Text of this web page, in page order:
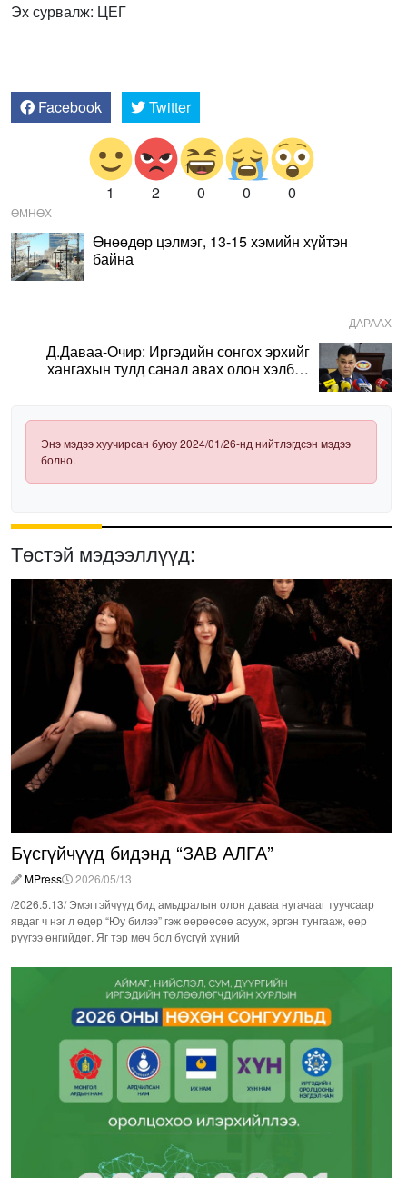
Эх сурвалж: ЦЕГ
Facebook Twitter
1 2 0 0 0
ӨМНӨХ
Өнөөдөр цэлмэг, 13-15 хэмийн хүйтэн
байна
ДАРААХ
Д.Даваа-Очир: Иргэдийн сонгох эрхийг
хангахын тулд санал авах олон хэлбэр
Энэ мэдээ хуучирсан буюу 2024/01/26-нд нийтлэгдсэн мэдээ
болно.
Төстэй мэдээллүүд:
Бүсгүйчүүд бидэнд “ЗАВ АЛГА”
MPress
2026/05/13
/2026.5.13/ Эмэгтэйчүүд бид амьдралын олон даваа нугачааг туучсаар
явдаг ч нэг л өдөр “Юу билээ” гэж өөрөөсөө асууж, эргэн тунгааж, өөр
рүүгээ өнгийдөг. Яг тэр мөч бол бүсгүй хүний